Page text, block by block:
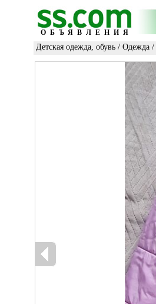
ОБЪЯВЛЕНИЯ
Детская одежда, обувь / Одежда /